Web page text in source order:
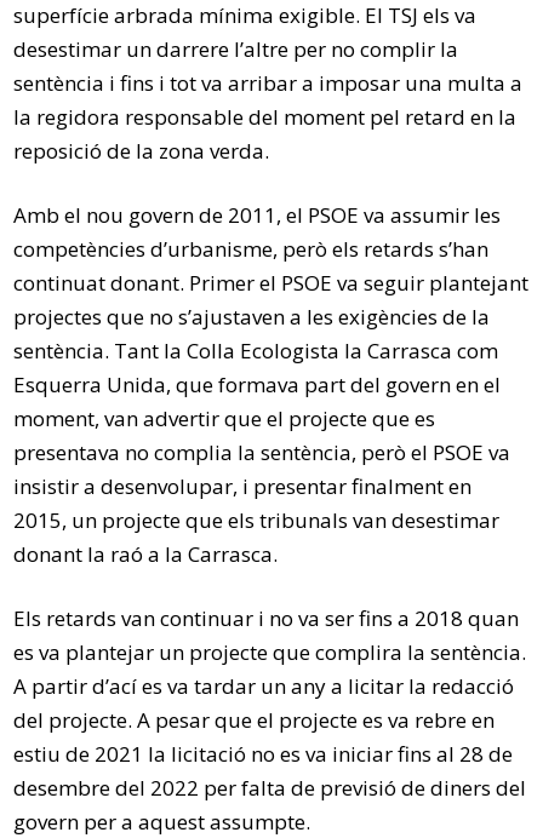
superfície arbrada mínima exigible. El TSJ els va
desestimar un darrere l’altre per no complir la
sentència i fins i tot va arribar a imposar una multa a
la regidora responsable del moment pel retard en la
reposició de la zona verda.
Amb el nou govern de 2011, el PSOE va assumir les
competències d’urbanisme, però els retards s’han
continuat donant. Primer el PSOE va seguir plantejant
projectes que no s’ajustaven a les exigències de la
sentència. Tant la Colla Ecologista la Carrasca com
Esquerra Unida, que formava part del govern en el
moment, van advertir que el projecte que es
presentava no complia la sentència, però el PSOE va
insistir a desenvolupar, i presentar finalment en
2015, un projecte que els tribunals van desestimar
donant la raó a la Carrasca.
Els retards van continuar i no va ser fins a 2018 quan
es va plantejar un projecte que complira la sentència.
A partir d’ací es va tardar un any a licitar la redacció
del projecte. A pesar que el projecte es va rebre en
estiu de 2021 la licitació no es va iniciar fins al 28 de
desembre del 2022 per falta de previsió de diners del
govern per a aquest assumpte.